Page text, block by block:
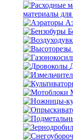
материалы